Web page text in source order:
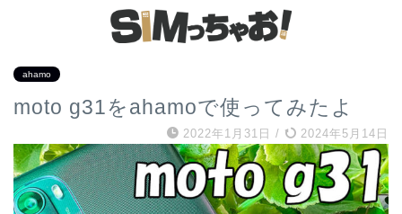
ahamo
moto g31をahamoで使ってみたよ
2022年1月31日 / 2024年5月14日